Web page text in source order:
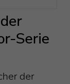
Serie
der